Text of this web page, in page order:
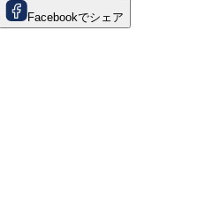
Facebookでシェア